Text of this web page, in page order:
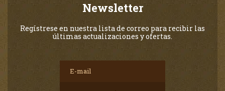
Newsletter
Regístrese en nuestra lista de correo para recibir las
últimas actualizaciones y ofertas.